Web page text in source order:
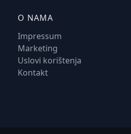
O NAMA
Impressum
Marketing
Uslovi korištenja
Kontakt